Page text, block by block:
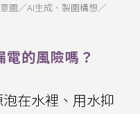
圖／AI生成、製圖構想／
的風險嗎？
泡在水裡、用水抑